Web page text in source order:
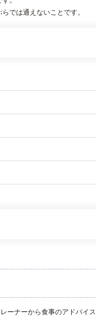
では通えないことです。
ーナーから食事のアドバイ